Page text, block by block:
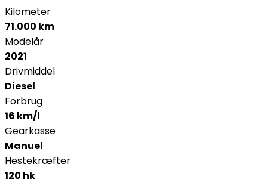
Kilometer
71.000 km
Modelår
2021
Drivmiddel
Diesel
Forbrug
16 km/l
Gearkasse
Manuel
Hestekræfter
120 hk